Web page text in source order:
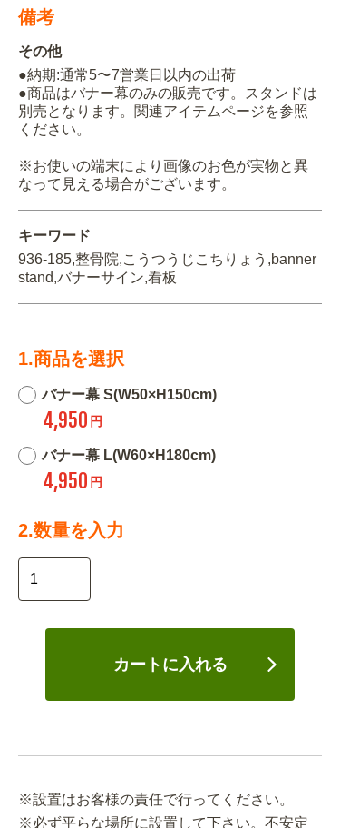
備考
その他
●納期:通常5〜7営業日以内の出荷
●商品はバナー幕のみの販売です。スタンドは
別売となります。関連アイテムページを参照
ください。
※お使いの端末により画像のお色が実物と異
なって見える場合がございます。
キーワード
936-185,整骨院,こうつうじこちりょう,banner
stand,バナーサイン,看板
1.商品を選択
バナー幕 S(W50×H150cm)
4,950 円
バナー幕 L(W60×H180cm)
4,950 円
2.数量を入力
カートに入れる
※設置はお客様の責任で行ってください。
※必ず平らな場所に設置して下さい。不安定